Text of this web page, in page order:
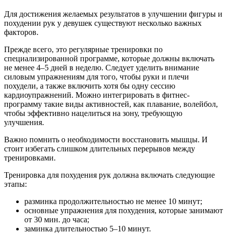
Для достижения желаемых результатов в улучшении фигуры и
похудении рук у девушек существуют несколько важных
факторов.
Прежде всего, это регулярные тренировки по
специализированной программе, которые должны включать
не менее 4–5 дней в неделю. Следует уделить внимание
силовым упражнениям для того, чтобы руки и плечи
похудели, а также включить хотя бы одну сессию
кардиоупражнений. Можно интегрировать в фитнес-
программу такие виды активностей, как плавание, волейбол,
чтобы эффективно нацелиться на зону, требующую
улучшения.
Важно помнить о необходимости восстановить мышцы. И
стоит избегать слишком длительных перерывов между
тренировками.
Тренировка для похудения рук должна включать следующие
этапы:
разминка продолжительностью не менее 10 минут;
основные упражнения для похудения, которые занимают
от 30 мин. до часа;
заминка длительностью 5–10 минут.